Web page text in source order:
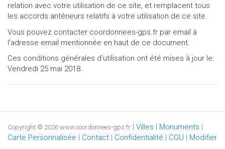
relation avec votre utilisation de ce site, et remplacent tous
les accords antérieurs relatifs à votre utilisation de ce site.
Vous pouvez contacter coordonnees-gps.fr par email à
l'adresse email mentionnée en haut de ce document.
Ces conditions générales d'utilisation ont été mises à jour le:
Vendredi 25 mai 2018.
Copyright © 2026 www.coordonnees-gps.fr | Villes | Monuments |
Carte Personnalisée | Contact | Confidentialité | CGU | Modifier